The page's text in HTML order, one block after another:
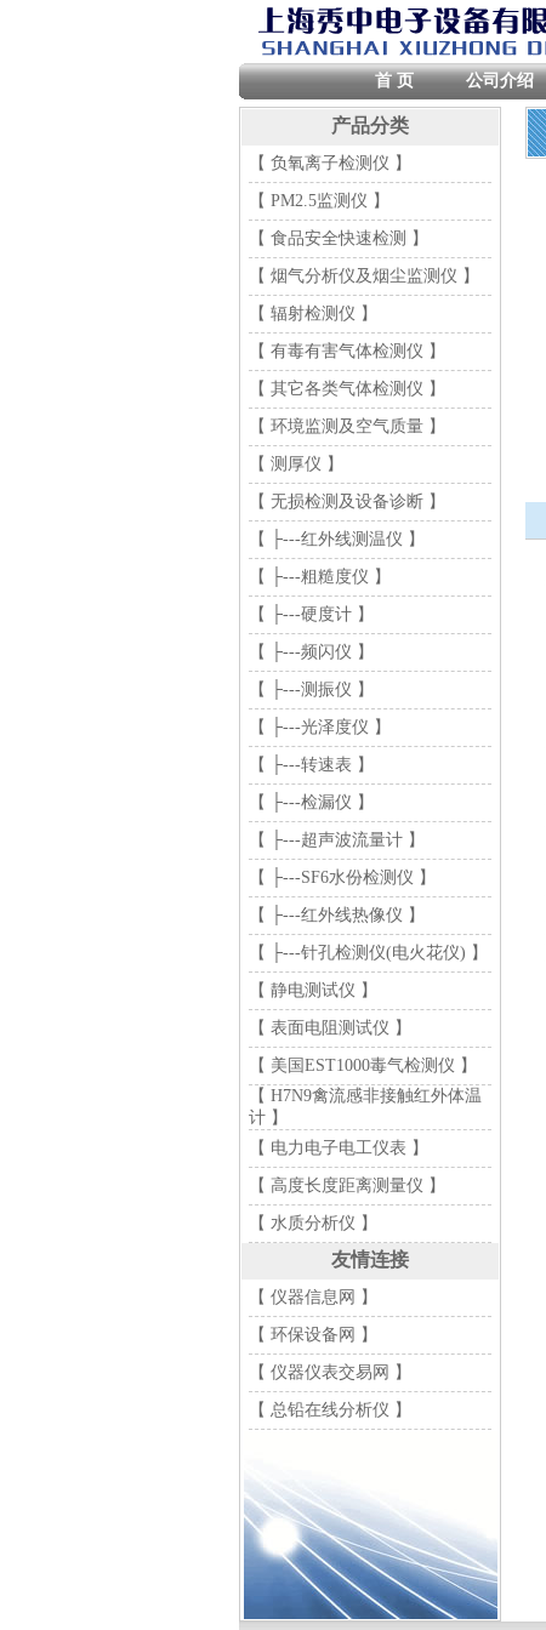
首 页 公司介绍
产品分类
【 负氧离子检测仪 】
【 PM2.5监测仪 】
【 食品安全快速检测 】
【 烟气分析仪及烟尘监测仪 】
【 辐射检测仪 】
【 有毒有害气体检测仪 】
【 其它各类气体检测仪 】
【 环境监测及空气质量 】
【 测厚仪 】
【 无损检测及设备诊断 】
【 ├---红外线测温仪 】
【 ├---粗糙度仪 】
【 ├---硬度计 】
【 ├---频闪仪 】
【 ├---测振仪 】
【 ├---光泽度仪 】
【 ├---转速表 】
【 ├---检漏仪 】
【 ├---超声波流量计 】
【 ├---SF6水份检测仪 】
【 ├---红外线热像仪 】
【 ├---针孔检测仪(电火花仪) 】
【 静电测试仪 】
【 表面电阻测试仪 】
【 美国EST1000毒气检测仪 】
【 H7N9禽流感非接触红外体温
计 】
【 电力电子电工仪表 】
【 高度长度距离测量仪 】
【 水质分析仪 】
友情连接
【 仪器信息网 】
【 环保设备网 】
【 仪器仪表交易网 】
【 总铅在线分析仪 】